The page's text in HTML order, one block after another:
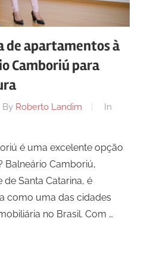
de apartamentos à
Camboriú para
By Roberto Landim
In
é uma excelente opção
Balneário Camboriú,
Santa Catarina, é
como uma das cidades
no Brasil. Com …